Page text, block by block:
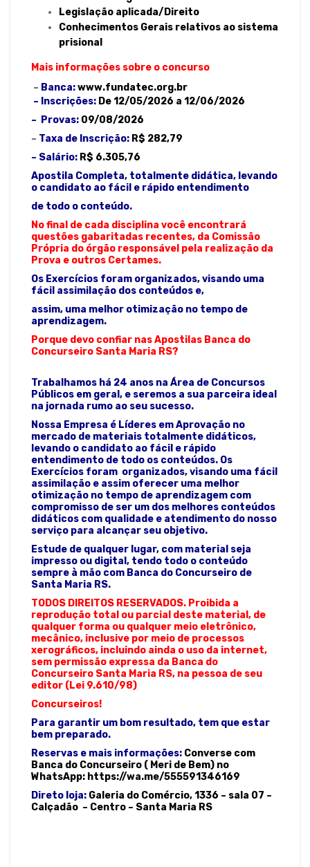
Legislação aplicada/Direito
Conhecimentos Gerais relativos ao sistema
prisional
Mais informações sobre o concurso
– Banca:www.fundatec.org.br
– Inscrições: De 12/05/2026 a 12/06/2026
– Provas: 09/08/2026
– Taxa de Inscrição: R$ 282,79
– Salário: R$ 6.305,76
Apostila Completa, totalmente didática, levando
o candidato ao fácil e rápido entendimento
de todo o conteúdo.
No final de cada disciplina você encontrará
questões gabaritadas recentes, da Comissão
Própria do órgão responsável pela realização da
Prova e outros Certames.
Os Exercícios foram organizados, visando uma
fácil assimilação dos conteúdos e,
assim, uma melhor otimização no tempo de
aprendizagem.
Porque devo confiar nas Apostilas Banca do
Concurseiro Santa Maria RS?
Trabalhamos há 24 anos na Área de Concursos
Públicos em geral, e seremos a sua parceira ideal
na jornada rumo ao seu sucesso.
Nossa Empresa é Líderes em Aprovação no
mercado de materiais totalmente didáticos,
levando o candidato ao fácil e rápido
entendimento de todo os conteúdos. Os
Exercícios foram organizados, visando uma fácil
assimilação e assim oferecer uma melhor
otimização no tempo de aprendizagem com
compromisso de ser um dos melhores conteúdos
didáticos com qualidade e atendimento do nosso
serviço para alcançar seu objetivo.
Estude de qualquer lugar, com material seja
impresso ou digital, tendo todo o conteúdo
sempre à mão com Banca do Concurseiro de
Santa Maria RS.
TODOS DIREITOS RESERVADOS. Proibida a
reprodução total ou parcial deste material, de
qualquer forma ou qualquer meio eletrônico,
mecânico, inclusive por meio de processos
xerográficos, incluindo ainda o uso da internet,
sem permissão expressa da Banca do
Concurseiro Santa Maria RS, na pessoa de seu
editor (Lei 9.610/98)
Concurseiros!
Para garantir um bom resultado, tem que estar
bem preparado.
Reservas e mais informações: Converse com
Banca do Concurseiro ( Meri de Bem) no
WhatsApp: https://wa.me/555591346169
Direto loja: Galeria do Comércio, 1336 – sala 07 –
Calçadão – Centro – Santa Maria RS